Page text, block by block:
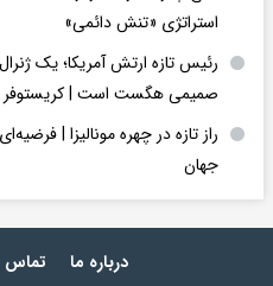
استراتژی «تنش دائمی»
رئیس تازه ارتش آمریکا؛ یک
صمیمی هگست است | کریستوفر
راز تازه در چهره مونالیزا |
جهان
درباره ما تماس